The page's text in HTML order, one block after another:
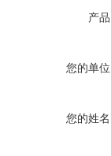
产
您的单
您的姓